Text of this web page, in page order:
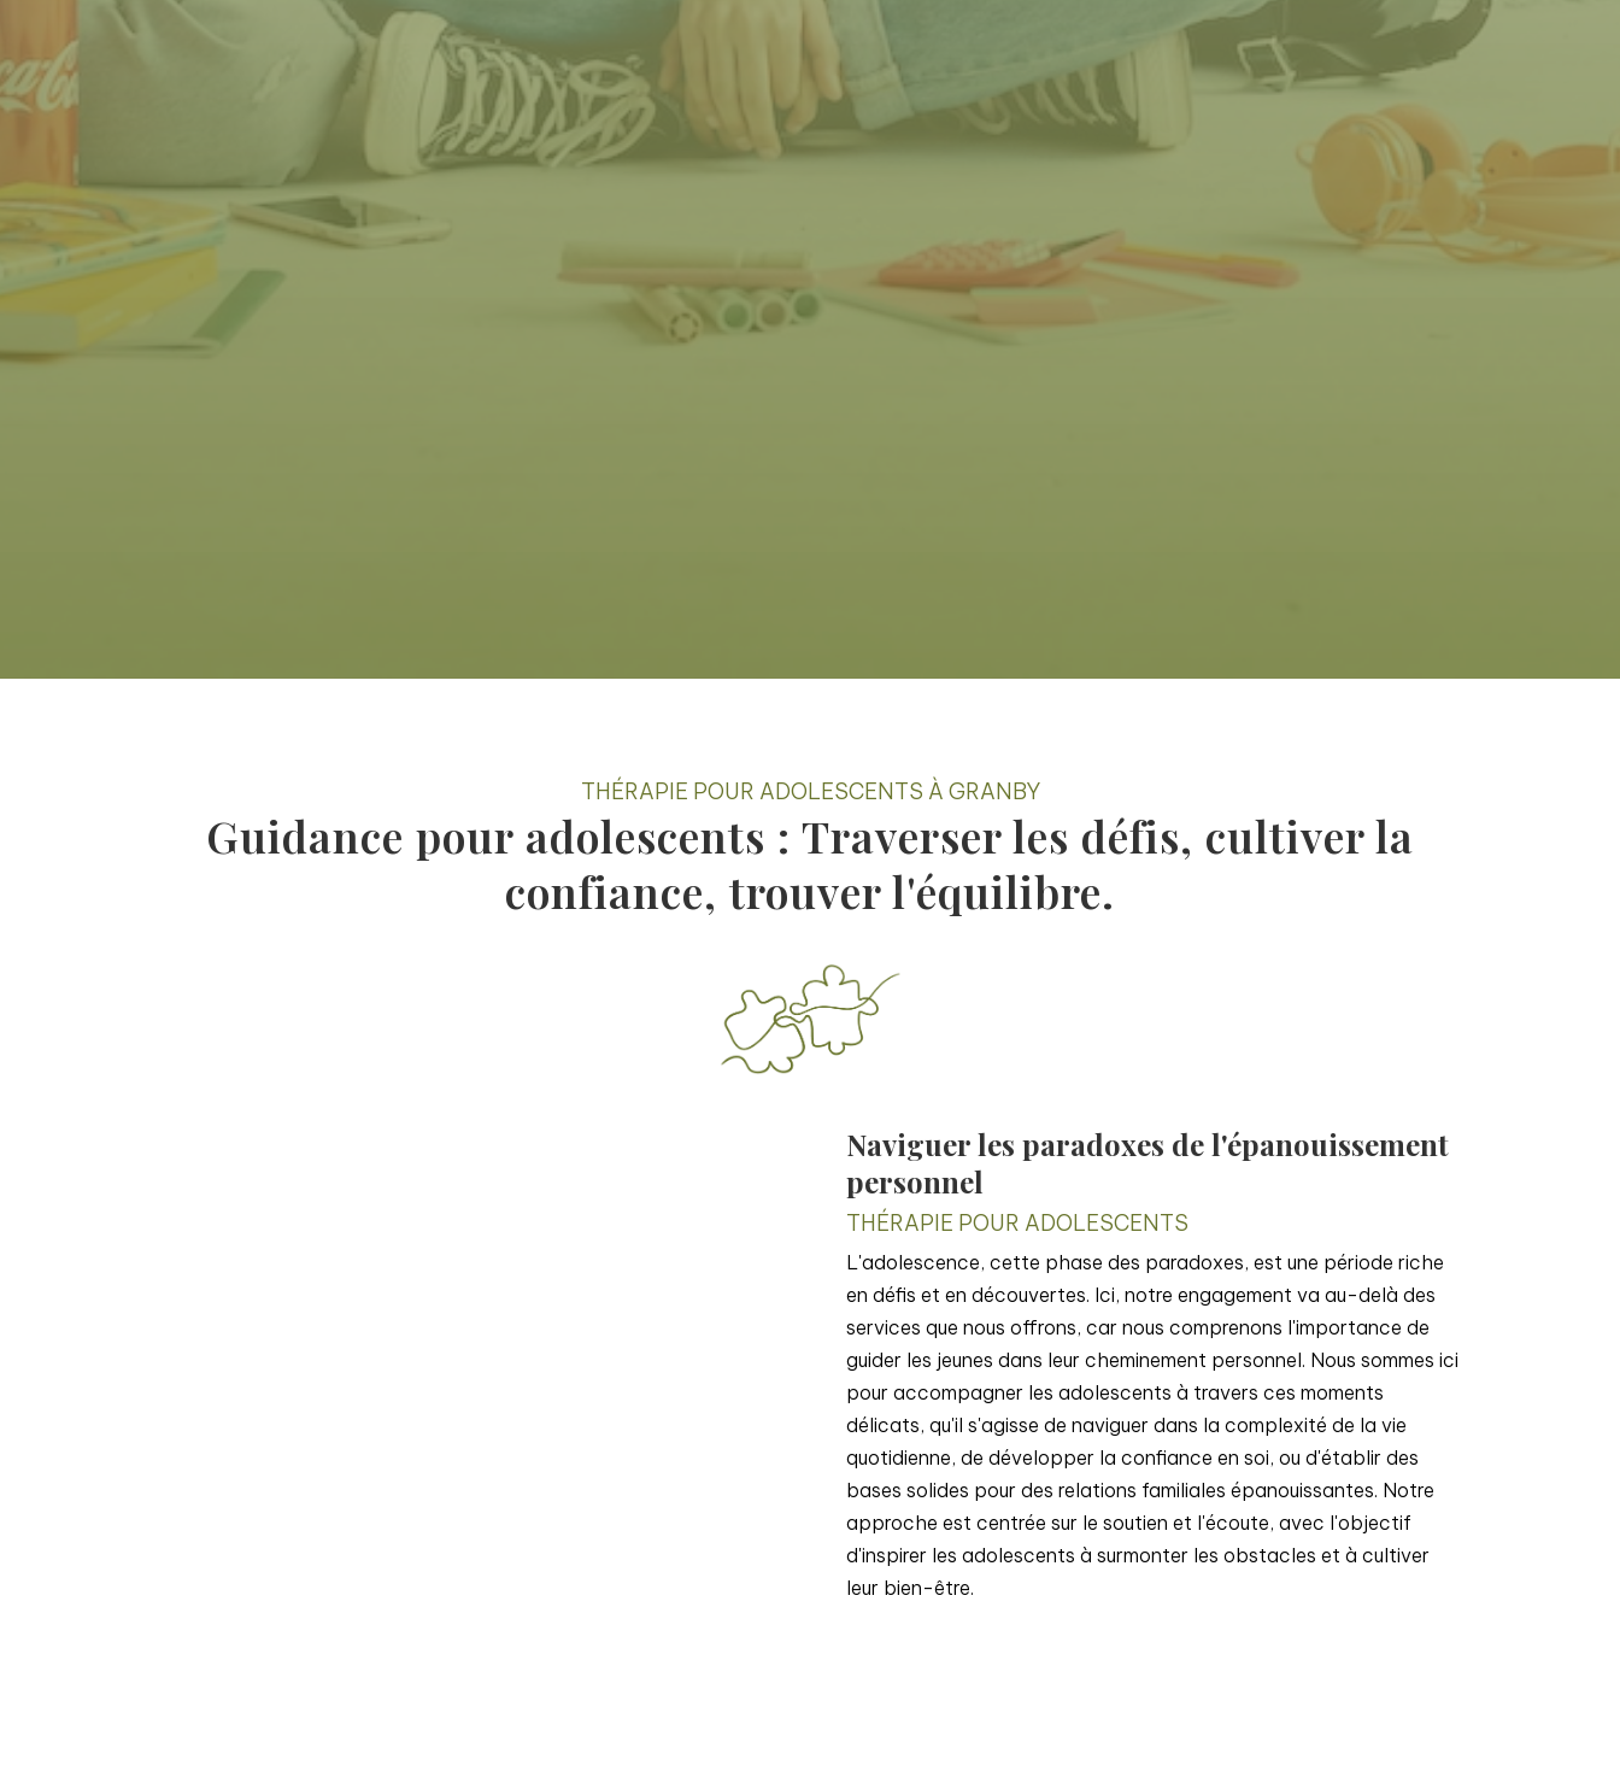
THÉRAPIE POUR ADOLESCENTS À GRANBY
Guidance pour adolescents : Traverser les défis, cultiver la
confiance, trouver l'équilibre.
Naviguer les paradoxes de l'épanouissement
personnel
THÉRAPIE POUR ADOLESCENTS
L'adolescence, cette phase des paradoxes, est une période riche
en défis et en découvertes. Ici, notre engagement va au-delà des
services que nous offrons, car nous comprenons l'importance de
guider les jeunes dans leur cheminement personnel. Nous sommes ici
pour accompagner les adolescents à travers ces moments
délicats, qu'il s'agisse de naviguer dans la complexité de la vie
quotidienne, de développer la confiance en soi, ou d'établir des
bases solides pour des relations familiales épanouissantes. Notre
approche est centrée sur le soutien et l'écoute, avec l'objectif
d'inspirer les adolescents à surmonter les obstacles et à cultiver
leur bien-être.